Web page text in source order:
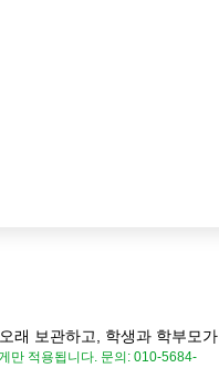
래 보관하고, 학생과 학부모가
만 적용됩니다. 문의: 010-5684-